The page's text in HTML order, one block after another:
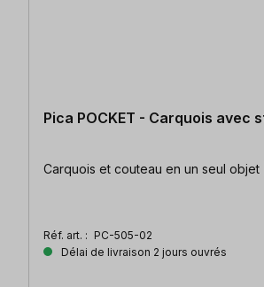
Pica POCKET - Carquois avec
Carquois et couteau en un seul
Réf. art. : PC-505-02
Délai de livraison 2 jours ouvrés